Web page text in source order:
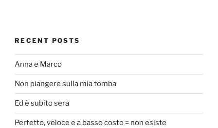
RECENT POSTS
Anna e Marco
Non piangere sulla mia tomba
Ed è subito sera
Perfetto, veloce e a basso costo = non esiste